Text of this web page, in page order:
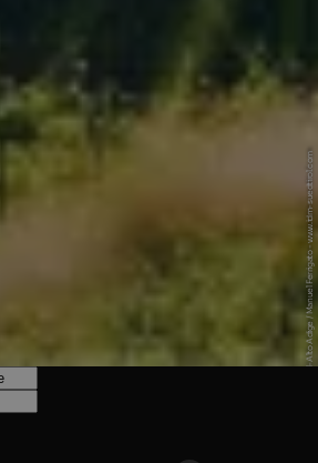
© IDM Südtirol-Alto Adige / Manuel Ferrigato - www.idm-suedtirol.com